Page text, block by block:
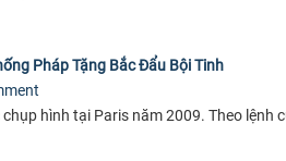
Pháp Tặng Bắc Đẩu Bội Tinh
hình tại Paris năm 2009. Theo lệnh